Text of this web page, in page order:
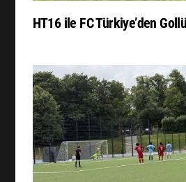
HT16 ile FC Türkiye’den